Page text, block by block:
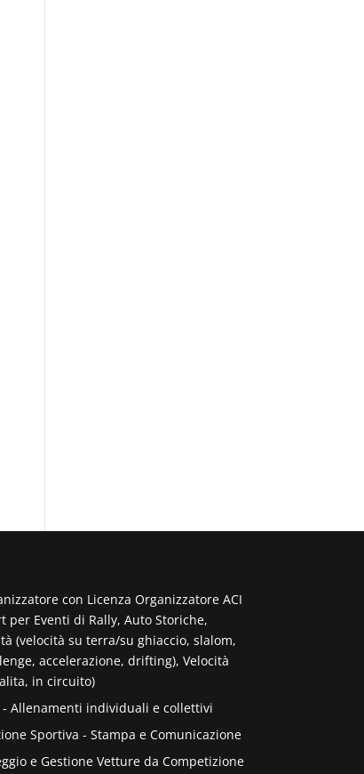
con Licenza Organizzatore ACI
per Eventi di Rally, Auto Storiche,
(velocità su terra/su ghiaccio, slalom,
accelerazione, drifting), Velocità
in circuito)
- Allenamenti individuali e collettivi
Sportiva - Stampa e Comunicazione
e Gestione Vetture da Competizione